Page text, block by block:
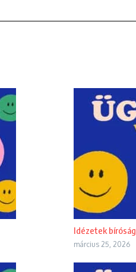
Idézetek
március 25, 2026